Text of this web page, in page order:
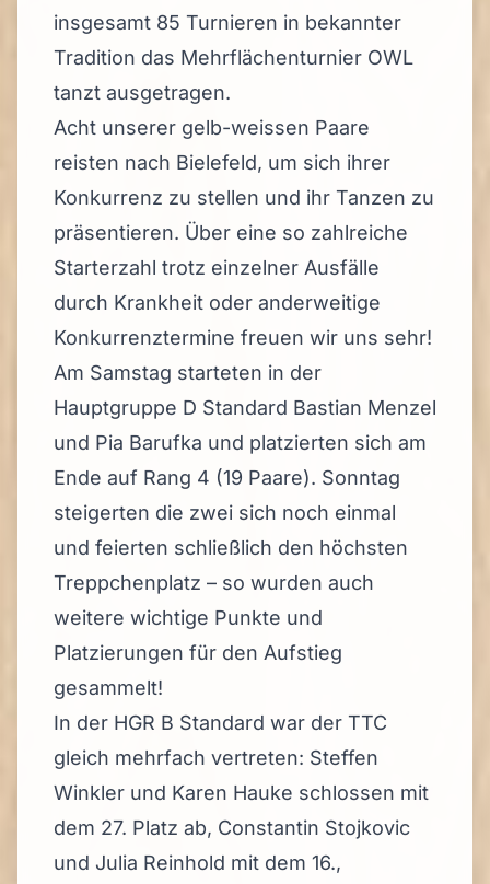
insgesamt 85 Turnieren in bekannter
Tradition das Mehrflächenturnier OWL
tanzt ausgetragen.
Acht unserer gelb-weissen Paare
reisten nach Bielefeld, um sich ihrer
Konkurrenz zu stellen und ihr Tanzen zu
präsentieren. Über eine so zahlreiche
Starterzahl trotz einzelner Ausfälle
durch Krankheit oder anderweitige
Konkurrenztermine freuen wir uns sehr!
Am Samstag starteten in der
Hauptgruppe D Standard Bastian Menzel
und Pia Barufka und platzierten sich am
Ende auf Rang 4 (19 Paare). Sonntag
steigerten die zwei sich noch einmal
und feierten schließlich den höchsten
Treppchenplatz – so wurden auch
weitere wichtige Punkte und
Platzierungen für den Aufstieg
gesammelt!
In der HGR B Standard war der TTC
gleich mehrfach vertreten: Steffen
Winkler und Karen Hauke schlossen mit
dem 27. Platz ab, Constantin Stojkovic
und Julia Reinhold mit dem 16.,